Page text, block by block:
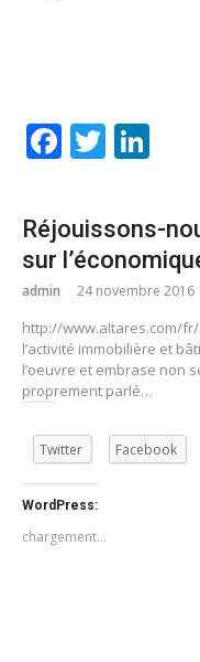
Facebook
Twitter
Réjouissons-
sur
admin 24 novembre 2016
http://www.altares.com/
l’activité immobilière et
l’oeuvre et embrase non
proprement parlé…
Twitter Facebook
WordPress:
chargement…